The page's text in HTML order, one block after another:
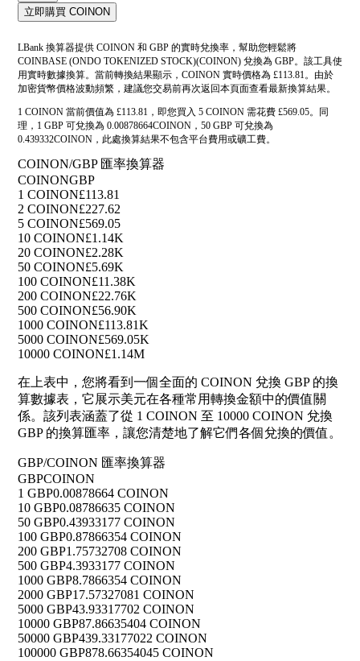
立即購買 COINON
LBank 換算器提供 COINON 和 GBP 的實時兌換率，幫助您輕鬆將
COINBASE (ONDO TOKENIZED STOCK)(COINON) 兌換為 GBP。該工具使
用實時數據換算。當前轉換結果顯示，COINON 實時價格為 £113.81。由於
加密貨幣價格波動頻繁，建議您交易前再次返回本頁面查看最新換算結果。
1 COINON 當前價值為 £113.81，即您買入 5 COINON 需花費 £569.05。同
理，1 GBP 可兌換為 0.00878664COINON，50 GBP 可兌換為
0.439332COINON，此處換算結果不包含平台費用或礦工費。
COINON/GBP 匯率換算器
COINONGBP
1 COINON£113.81
2 COINON£227.62
5 COINON£569.05
10 COINON£1.14K
20 COINON£2.28K
50 COINON£5.69K
100 COINON£11.38K
200 COINON£22.76K
500 COINON£56.90K
1000 COINON£113.81K
5000 COINON£569.05K
10000 COINON£1.14M
在上表中，您將看到一個全面的 COINON 兌換 GBP 的換
算數據表，它展示美元在各種常用轉換金額中的價值關
係。該列表涵蓋了從 1 COINON 至 10000 COINON 兌換
GBP 的換算匯率，讓您清楚地了解它們各個兌換的價值。
GBP/COINON 匯率換算器
GBPCOINON
1 GBP0.00878664 COINON
10 GBP0.08786635 COINON
50 GBP0.43933177 COINON
100 GBP0.87866354 COINON
200 GBP1.75732708 COINON
500 GBP4.3933177 COINON
1000 GBP8.7866354 COINON
2000 GBP17.57327081 COINON
5000 GBP43.93317702 COINON
10000 GBP87.86635404 COINON
50000 GBP439.33177022 COINON
100000 GBP878.66354045 COINON